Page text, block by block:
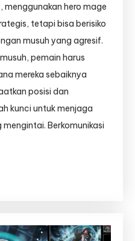
menggunakan hero mage
tetapi bisa berisiko
musuh yang agresif.
pemain harus
mereka sebaiknya
posisi dan
kunci untuk menjaga
Berkomunikasi